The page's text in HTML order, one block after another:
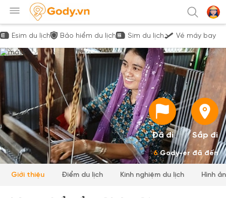
Esim du lịch Bảo hiểm du lịch Sim du lịch Vé máy bay
Đã đi Sắp đi
6Gody-er đã đến
Giới thiệu Điểm du lịch Kinh nghiệm du lịch Hình